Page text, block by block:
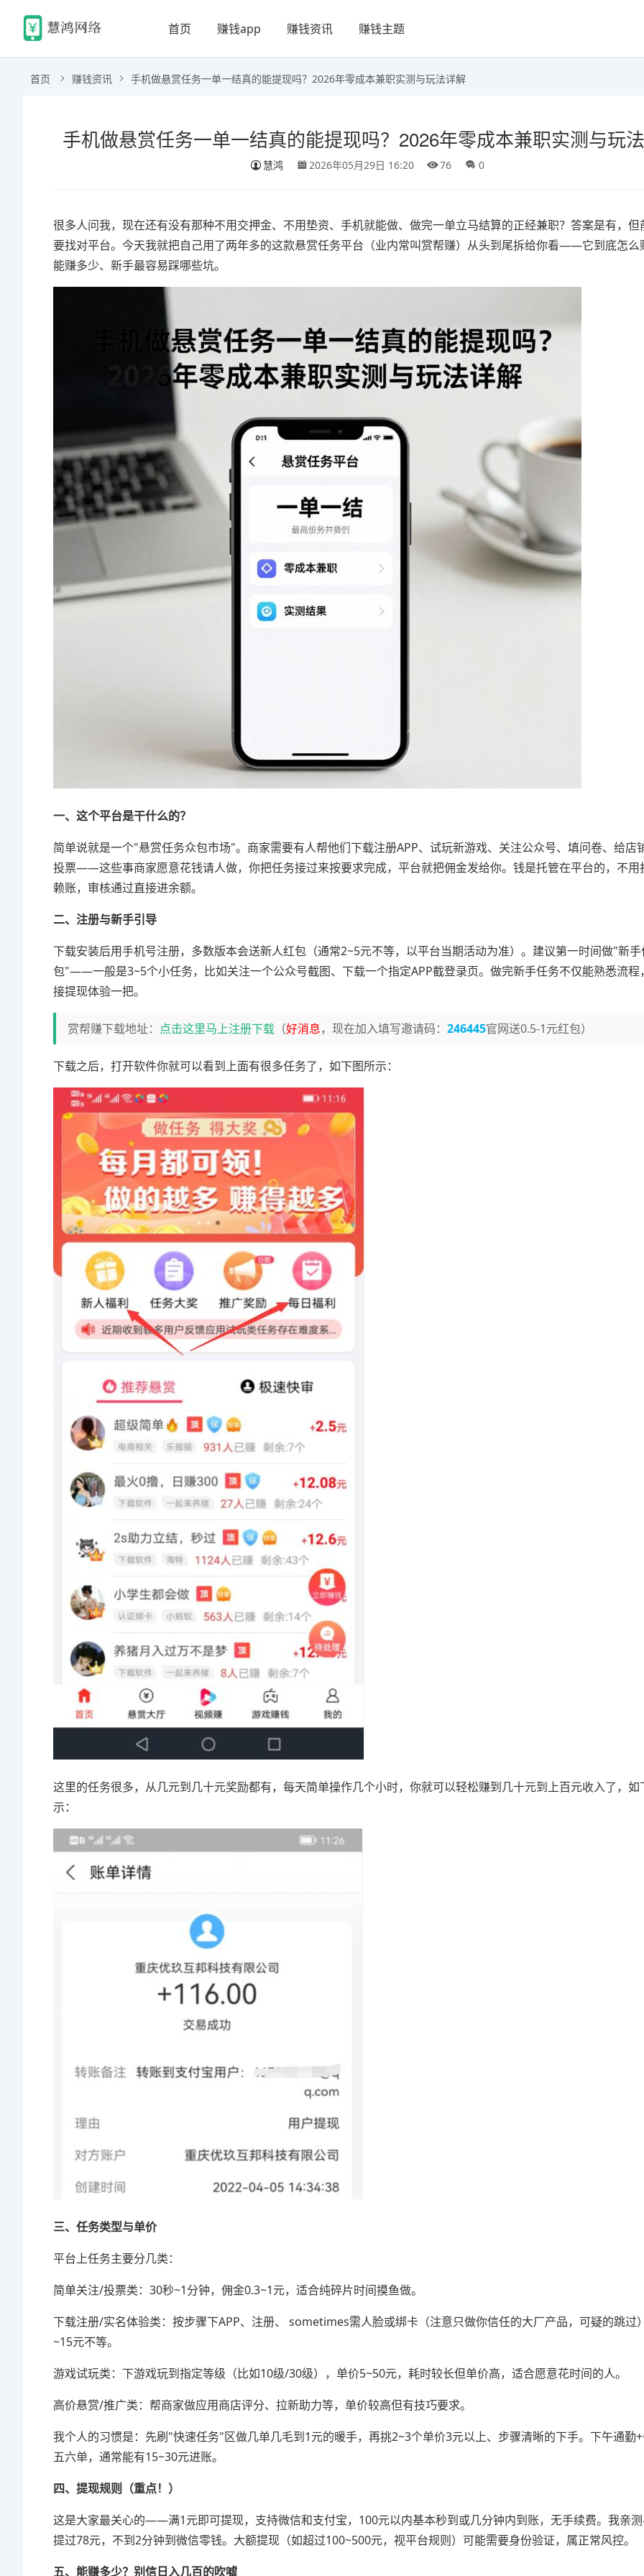
首页 赚钱app 赚钱资讯 赚钱主题
首页 赚钱资讯 手机做悬赏任务一单一结真的能提现吗？2026年零成本兼职实测与玩法详解
手机做悬赏任务一单一结真的能提现吗？2026年零成本兼职实测与玩
慧鸿 2026年05月29日 16:20 76 0
很多人问我，现在还有没有那种不用交押金、不用垫资、手机就能做、做完一单立马结算的正经兼职？答案是有，但
要找对平台。今天我就把自己用了两年多的这款悬赏任务平台（业内常叫赏帮赚）从头到尾拆给你看——它到底怎么
能赚多少、新手最容易踩哪些坑。
一、这个平台是干什么的？
简单说就是一个"悬赏任务众包市场"。商家需要有人帮他们下载注册APP、试玩新游戏、关注公众号、填问卷、给店
投票——这些事商家愿意花钱请人做，你把任务接过来按要求完成，平台就把佣金发给你。钱是托管在平台的，不用
赖账，审核通过直接进余额。
二、注册与新手引导
下载安装后用手机号注册，多数版本会送新人红包（通常2~5元不等，以平台当期活动为准）。建议第一时间做"新
包"——一般是3~5个小任务，比如关注一个公众号截图、下载一个指定APP截登录页。做完新手任务不仅能熟悉流程
接提现体验一把。
赏帮赚下载地址： 点击这里马上注册下载 （好消息，现在加入填写邀请码： 246445官网送0.5-1元红包）
下载之后，打开软件你就可以看到上面有很多任务了，如下图所示：
这里的任务很多，从几元到几十元奖励都有，每天简单操作几个小时，你就可以轻松赚到几十元到上百元收入了，如
示：
三、任务类型与单价
平台上任务主要分几类：
简单关注/投票类：30秒~1分钟，佣金0.3~1元，适合纯碎片时间摸鱼做。
下载注册/实名体验类：按步骤下APP、注册、 sometimes需人脸或绑卡（注意只做你信任的大厂产品，可疑的跳过
~15元不等。
游戏试玩类：下游戏玩到指定等级（比如10级/30级），单价5~50元，耗时较长但单价高，适合愿意花时间的人。
高价悬赏/推广类：帮商家做应用商店评分、拉新助力等，单价较高但有技巧要求。
我个人的习惯是：先刷"快速任务"区做几单几毛到1元的暖手，再挑2~3个单价3元以上、步骤清晰的下手。下午通勤
五六单，通常能有15~30元进账。
四、提现规则（重点！）
这是大家最关心的——满1元即可提现，支持微信和支付宝，100元以内基本秒到或几分钟内到账，无手续费。我亲
提过78元，不到2分钟到微信零钱。大额提现（如超过100~500元，视平台规则）可能需要身份验证，属正常风控。
五、能赚多少？别信日入几百的吹嘘